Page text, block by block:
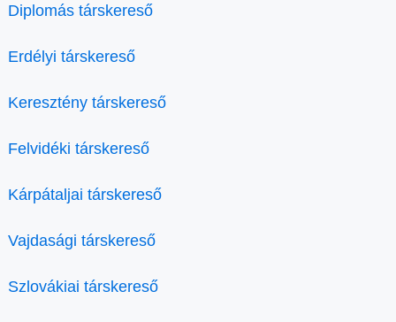
Diplomás társkereső
Erdélyi társkereső
Keresztény társkereső
Felvidéki társkereső
Kárpátaljai társkereső
Vajdasági társkereső
Szlovákiai társkereső